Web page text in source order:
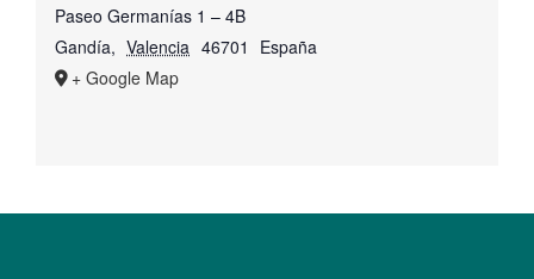
Paseo Germanías 1 – 4B
Gandía, Valencia 46701
España
+ Google Map